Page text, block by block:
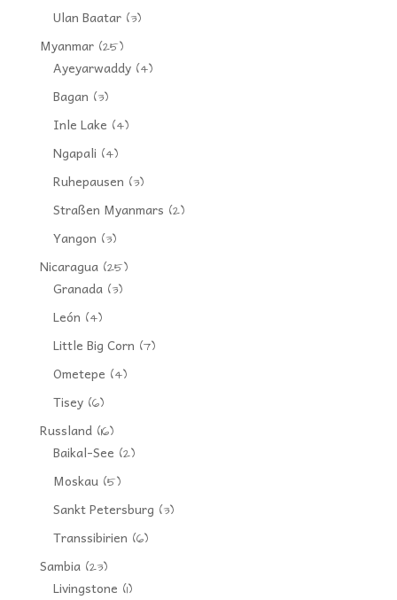
Ulan Baatar(3)
Myanmar(25)
Ayeyarwaddy(4)
Bagan (3)
Inle Lake (4)
Ngapali (4)
Ruhepausen (3)
Straßen Myanmars (2)
Yangon (3)
Nicaragua(25)
Granada(3)
León (4)
Little Big Corn (7)
Ometepe (4)
Tisey(6)
Russland(16)
Baikal-See (2)
Moskau(5)
Sankt Petersburg (3)
Transsibirien (6)
Sambia(23)
Livingstone (1)